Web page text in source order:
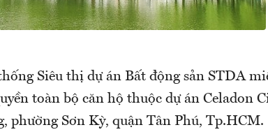
Siêu thị dự án Bất động sản STDA
toàn bộ căn hộ thuộc dự án Celadon
phường Sơn Kỳ, quận Tân Phú, Tp.HCM.